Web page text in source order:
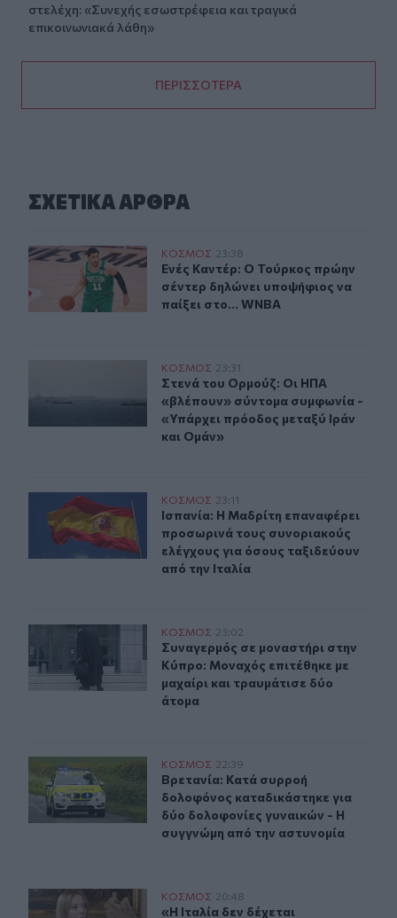
στελέχη: «Συνεχής εσωστρέφεια και τραγικά
επικοινωνιακά λάθη»
ΠΕΡΙΣΣΟΤΕΡΑ
ΣΧΕΤΙΚA AΡΘΡΑ
Ενές Καντέρ: Ο Τούρκος πρώην σέντερ δηλώνει
ΚΟΣΜΟΣ 23:38
Ενές Καντέρ: Ο Τούρκος πρώην
Ενές Καντέρ: Ο Τούρκος πρώην
σέντερ δηλώνει υποψήφιος να
παίξει στο... WNBA
Στενά του Ορμούζ: Οι ΗΠΑ «βλέπουν» σύντομα
ΚΟΣΜΟΣ 23:31
Στενά του Ορμούζ: Οι ΗΠΑ
Στενά του Ορμούζ: Οι ΗΠΑ
«βλέπουν» σύντομα συμφωνία -
«Υπάρχει πρόοδος μεταξύ Ιράν
και Ομάν»
Ισπανία: Η Μαδρίτη επαναφέρει προσωρινά τους
ΚΟΣΜΟΣ 23:11
Ισπανία: Η Μαδρίτη επαναφέρει
Ισπανία: Η Μαδρίτη επαναφέρει
προσωρινά τους συνοριακούς
ελέγχους για όσους ταξιδεύουν
από την Ιταλία
Συναγερμός σε μοναστήρι στην Κύπρο: Μοναχός
ΚΟΣΜΟΣ 23:02
Συναγερμός σε μοναστήρι στην
Συναγερμός σε μοναστήρι στην
Κύπρο: Μοναχός επιτέθηκε με
μαχαίρι και τραυμάτισε δύο
άτομα
Βρετανία: Κατά συρροή δολοφόνος καταδικάστηκε
ΚΟΣΜΟΣ 22:39
Βρετανία: Κατά συρροή
Βρετανία: Κατά συρροή
δολοφόνος καταδικάστηκε για
δύο δολοφονίες γυναικών - Η
συγγνώμη από την αστυνομία
«Η Ιταλία δεν δέχεται τελεσίγραφα» απαντά η
ΚΟΣΜΟΣ 20:48
«Η Ιταλία δεν δέχεται
«Η Ιταλία δεν δέχεται